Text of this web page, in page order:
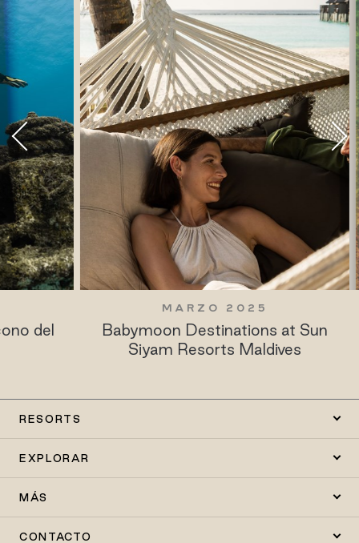
MARZO 2025
Babymoon Destinations at Sun
Siyam Resorts Maldives
RESORTS
EXPLORAR
MÁS
CONTACTO